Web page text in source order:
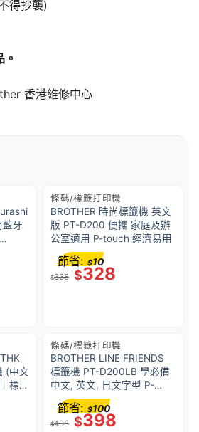
得抄襲)
香港維修中心
藍牙
條碼/標籤打印機
BROTHER 時尚標籤機 英文
版 PT-D200 便攜 家庭及辦
公室適用 P-touch 經濟易用
$338 $328
節省: $10
(中文
標籤
條碼/標籤打印機
BROTHER LINE FRIENDS
標籤機 PT-D200LB 學必備
中文, 英文, 日文字型 P-
Touch 護貝標籤帶 特價優惠
$498 $398
節省: $100